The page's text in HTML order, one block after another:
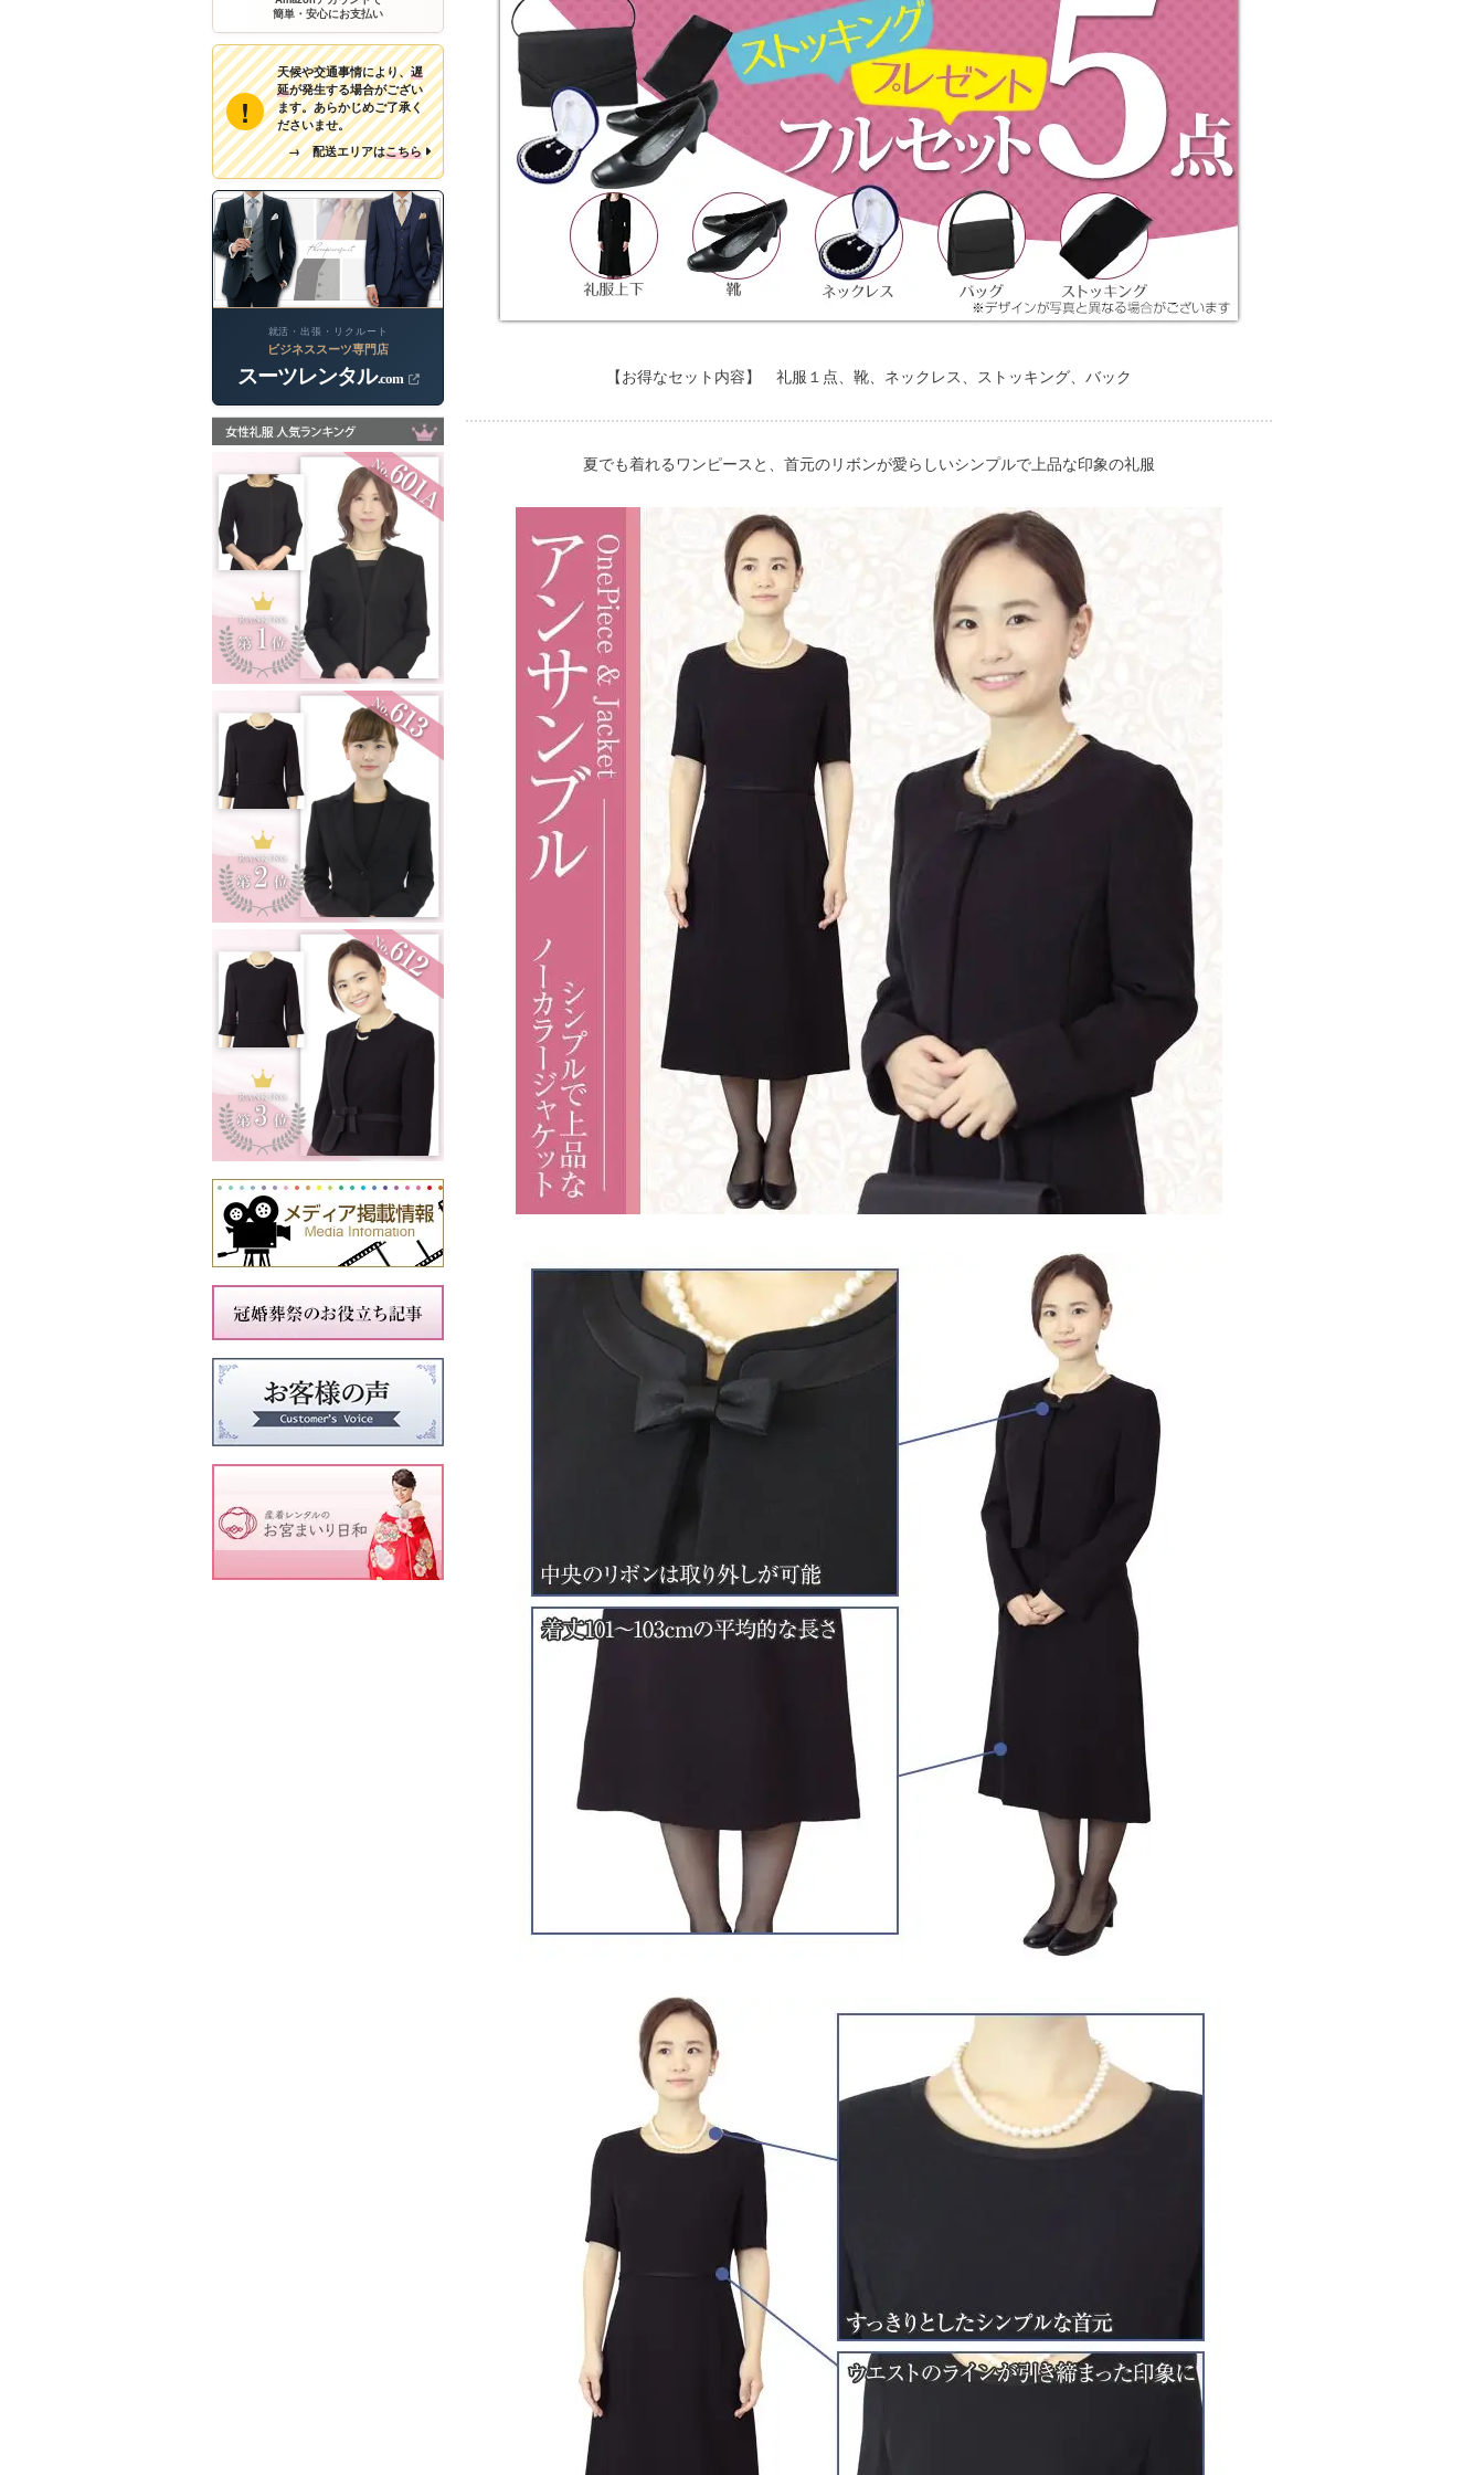
簡単・安心にお支払い
!
天候や交通事情により、遅
延が発生する場合がござい
ます。あらかじめご了承く
ださいませ。
→ 配送エリアはこちら
就活・出張・リクルート
ビジネススーツ専門店
スーツレンタル.com 【お得なセット内容】 礼服１点、靴、ネックレス、ストッキング、バック
夏でも着れるワンピースと、首元のリボンが愛らしいシンプルで上品な印象の礼服